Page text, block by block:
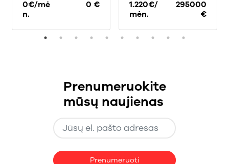
AUKŠTAI
0€/mė
n.
0 €
1.220€/
mėn.
295000
€
Prenumeruokite
mūsų naujienas
Prenumeruoti